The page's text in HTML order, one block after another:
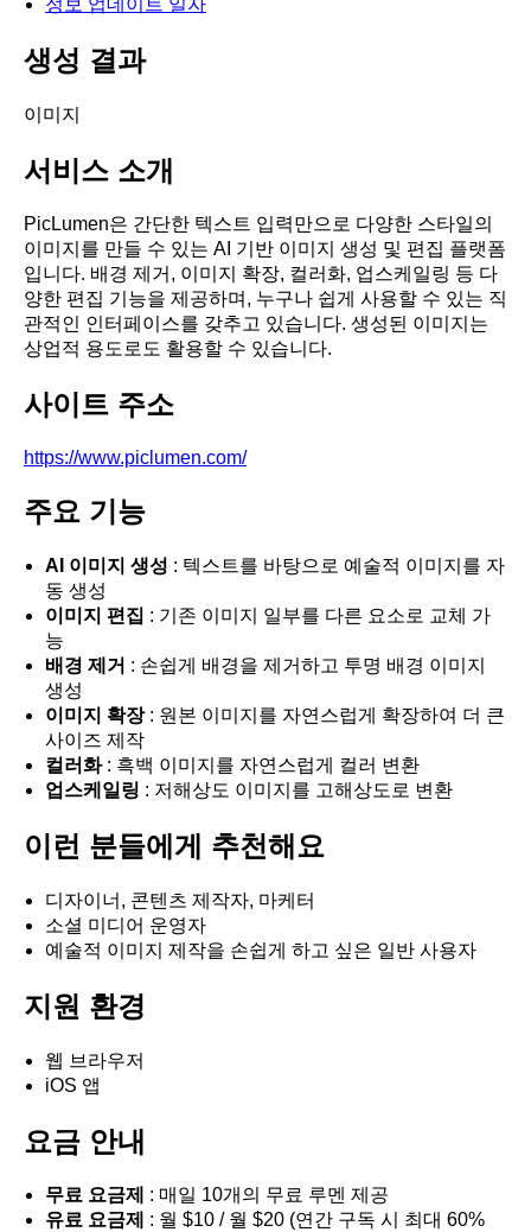
생성 결과
이미지
서비스 소개
PicLumen은 간단한 텍스트 입력만으로 다양한 스타일의
이미지를 만들 수 있는 AI 기반 이미지 생성 및 편집 플랫폼
입니다. 배경 제거, 이미지 확장, 컬러화, 업스케일링 등 다
양한 편집 기능을 제공하며, 누구나 쉽게 사용할 수 있는 직
관적인 인터페이스를 갖추고 있습니다. 생성된 이미지는
상업적 용도로도 활용할 수 있습니다.
사이트 주소
https://www.piclumen.com/
주요 기능
AI 이미지 생성 : 텍스트를 바탕으로 예술적 이미지를 자
동 생성
이미지 편집 : 기존 이미지 일부를 다른 요소로 교체 가
능
배경 제거 : 손쉽게 배경을 제거하고 투명 배경 이미지
생성
이미지 확장: 원본 이미지를 자연스럽게 확장하여 더 큰
사이즈 제작
컬러화: 흑백 이미지를 자연스럽게 컬러 변환
업스케일링 : 저해상도 이미지를 고해상도로 변환
이런 분들에게 추천해요
디자이너, 콘텐츠 제작자, 마케터
소셜 미디어 운영자
예술적 이미지 제작을 손쉽게 하고 싶은 일반 사용자
지원 환경
웹 브라우저
iOS 앱
요금 안내
무료 요금제
: 매일 10개의 무료 루멘 제공
유료 요금제
: 월 $10 / 월 $20 (연간 구독 시 최대 60%